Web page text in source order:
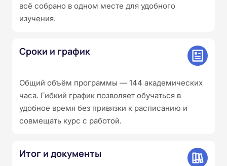
всё собрано в одном месте для удобного
изучения.
Сроки и график
Общий объём программы — 144 академических
часа. Гибкий график позволяет обучаться в
удобное время без привязки к расписанию и
совмещать курс с работой.
Итог и документы